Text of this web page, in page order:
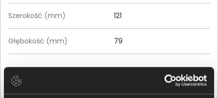
Szerokość (mm) 121
Głębokość (mm) 79
Szczegóły dotyczące zgodności produktu z